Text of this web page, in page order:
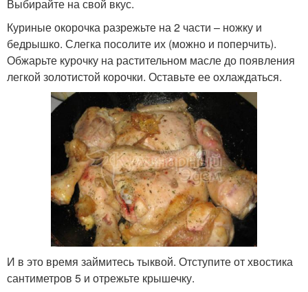
Выбирайте на свой вкус.
Куриные окорочка разрежьте на 2 части – ножку и
бедрышко. Слегка посолите их (можно и поперчить).
Обжарьте курочку на растительном масле до появления
легкой золотистой корочки. Оставьте ее охлаждаться.
И в это время займитесь тыквой. Отступите от хвостика
сантиметров 5 и отрежьте крышечку.